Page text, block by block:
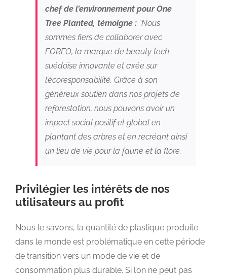
chef de l’environnement pour One
Tree Planted, témoigne : “Nous
sommes fiers de collaborer avec
FOREO, la marque de beauty tech
suédoise innovante et axée sur
l’écoresponsabilité. Grâce à son
généreux soutien dans nos projets de
reforestation, nous pouvons avoir un
impact social positif et global en
plantant des arbres et en recréant ainsi
un lieu de vie pour la faune et la flore.
Privilégier les intérêts de nos
utilisateurs au profit
Nous le savons, la quantité de plastique produite
dans le monde est problématique en cette période
de transition vers un mode de vie et de
consommation plus durable. Si l’on ne peut pas